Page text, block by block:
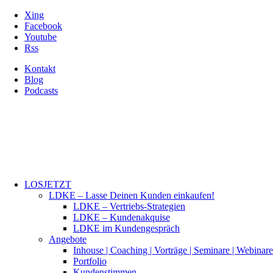
Xing
Facebook
Youtube
Rss
Kontakt
Blog
Podcasts
LOSJETZT
LDKE – Lasse Deinen Kunden einkaufen!
LDKE – Vertriebs-Strategien
LDKE – Kundenakquise
LDKE im Kundengespräch
Angebote
Inhouse | Coaching | Vorträge | Seminare | Webinare
Portfolio